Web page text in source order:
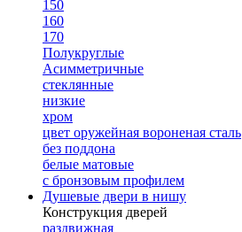
150
160
170
Полукруглые
Асимметричные
стеклянные
низкие
хром
цвет оружейная вороненая сталь
без поддона
белые матовые
с бронзовым профилем
Душевые двери в нишу
Конструкция дверей
раздвижная